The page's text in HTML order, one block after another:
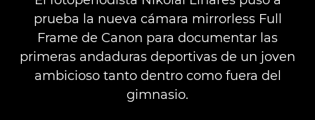
prueba la nueva cámara mirrorless Full
Frame de Canon para documentar las
primeras andaduras deportivas de un joven
ambicioso tanto dentro como fuera del
gimnasio.